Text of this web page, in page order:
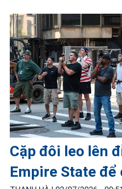
Cặp đôi leo lên
Empire State để